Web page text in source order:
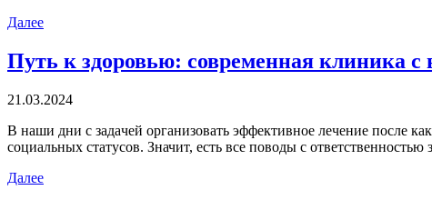
Далее
Путь к здоровью: современная клиника
21.03.2024
В нaши дни с зaдaчeй организовать эффективное лечение после
социальных статусов. Значит, есть все поводы с ответственностью
Далее